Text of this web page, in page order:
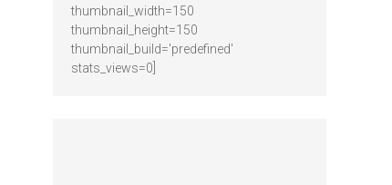
thumbnail_width=150
thumbnail_height=150
thumbnail_build='predefined'
stats_views=0]